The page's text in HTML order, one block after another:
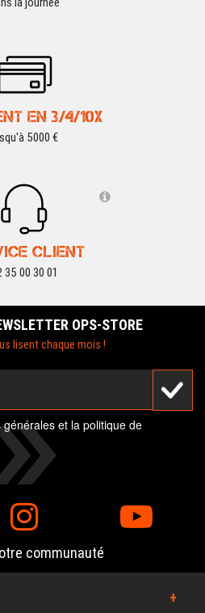
EN 3/4/10X
5000 €
CLIENT
35 00 30 01
OPS-STORE
lisent chaque mois !
généraleset lapolitique de
communauté